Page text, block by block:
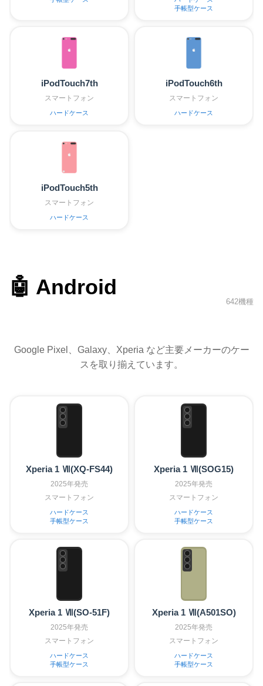
手帳型ケース
iPodTouch7th
スマートフォン
ハードケース
iPodTouch6th
スマートフォン
ハードケース
iPodTouch5th
スマートフォン
ハードケース
🤖 Android
642機種
Google Pixel、Galaxy、Xperia など主要メーカーのケー
スを取り揃えています。
Xperia 1 Ⅶ(XQ-FS44)
2025年発売
スマートフォン
ハードケース
手帳型ケース
Xperia 1 Ⅶ(SOG15)
2025年発売
スマートフォン
ハードケース
手帳型ケース
Xperia 1 Ⅶ(SO-51F)
2025年発売
スマートフォン
ハードケース
手帳型ケース
Xperia 1 Ⅶ(A501SO)
2025年発売
スマートフォン
ハードケース
手帳型ケース